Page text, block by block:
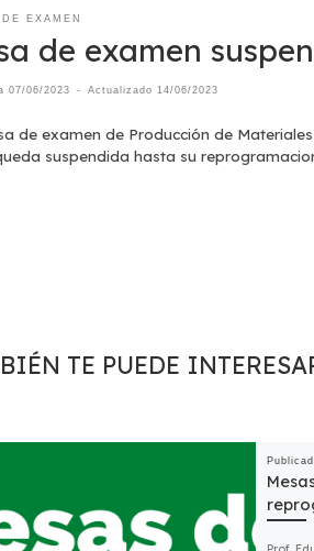
EXAMEN
de examen
07/06/2023 - Actualizado 14/06/2023
de examen de Producción de
suspendida hasta su
TE PUEDE